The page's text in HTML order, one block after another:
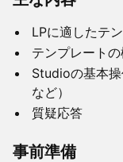
​LPに適したテ
テンプレート
​Studioの基本
など）
​質疑応答
​事前準備